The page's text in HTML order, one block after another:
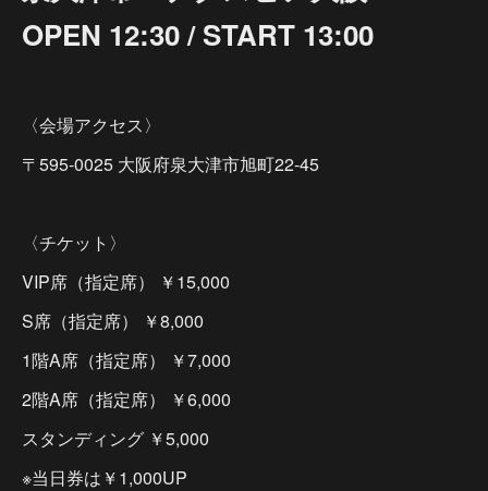
OPEN 12:30 / START 13:00
〈会場アクセス〉
〒595-0025 大阪府泉大津市旭町22-45
〈チケット〉
VIP席（指定席） ￥15,000
S席（指定席） ￥8,000
1階A席（指定席） ￥7,000
2階A席（指定席） ￥6,000
スタンディング ￥5,000
※当日券は￥1,000UP